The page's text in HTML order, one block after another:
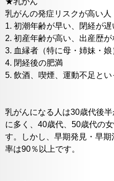
乳がんの発症リスクが高い人
1. 初潮年齢が早い、閉経が遅
2. 初産年齢が高い、出産歴
3. 血縁者（特に母・姉妹・
4. 閉経後の肥満
5. 飲酒、喫煙、運動不足と
乳がんになる人は30歳代後
に多く、40歳代、50歳代の
す。しかし、早期発見・早
率は90％以上です。